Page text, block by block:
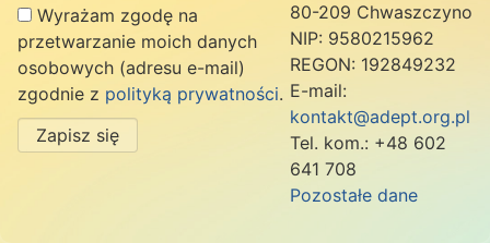
Wyrażam zgodę na
przetwarzanie moich danych
osobowych (adresu e-mail)
zgodnie z polityką prywatności.
Zapisz się
80-209 Chwaszczyno
NIP: 9580215962
REGON: 192849232
E-mail:
kontakt@adept.org.pl
Tel. kom.: +48 602
641 708
Pozostałe dane